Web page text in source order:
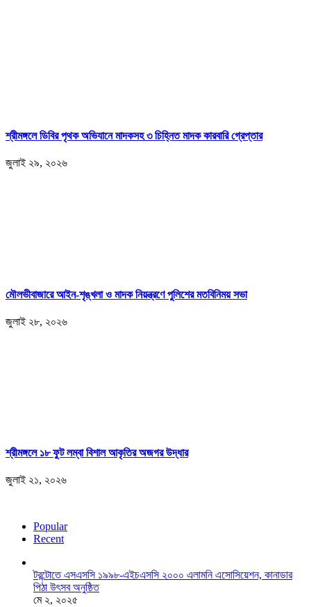
শ্রীমঙ্গলে ডিবির পৃথক অভিযানে মাদকসহ ৩ চিহ্নিত মাদক কারবারি গ্রেপ্তার
জুলাই ২৯, ২০২৬
মৌলভীবাজারে আইন-শৃঙ্খলা ও মাদক নিয়ন্ত্রণে পুলিশের মতবিনিময় সভা
জুলাই ২৮, ২০২৬
শ্রীমঙ্গলে ১৮ ফুট লম্বা বিশাল আকৃতির অজগর উদ্ধার
জুলাই ২১, ২০২৬
Popular
Recent
টরন্টোতে এসএসসি ১৯৯৮-এইচএসসি ২০০০ এলামনি এসোসিয়েশন, কানাডার
পিঠা উৎসব অনুষ্ঠিত
মে ২, ২০২৫